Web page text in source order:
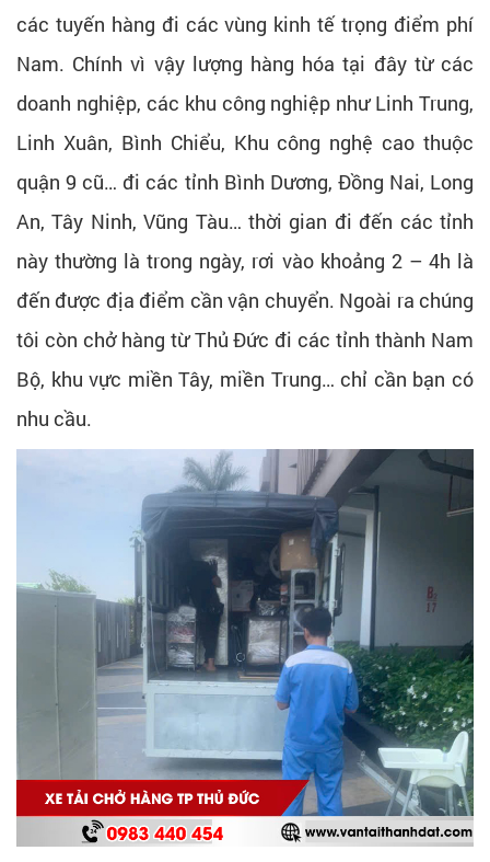
các tuyến hàng đi các vùng kinh tế trọng điểm phí
Nam. Chính vì vậy lượng hàng hóa tại đây từ các
doanh nghiệp, các khu công nghiệp như Linh Trung,
Linh Xuân, Bình Chiểu, Khu công nghệ cao thuộc
quận 9 cũ… đi các tỉnh Bình Dương, Đồng Nai, Long
An, Tây Ninh, Vũng Tàu… thời gian đi đến các tỉnh
này thường là trong ngày, rơi vào khoảng 2 – 4h là
đến được địa điểm cần vận chuyển. Ngoài ra chúng
tôi còn chở hàng từ Thủ Đức đi các tỉnh thành Nam
Bộ, khu vực miền Tây, miền Trung… chỉ cần bạn có
nhu cầu.